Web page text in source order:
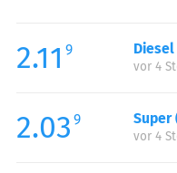
Mittwoch:
Donnerstag:
Samstag:
Sonntag:
2.11 9 Diesel
vor 4
2.03 9 Super
vor 4